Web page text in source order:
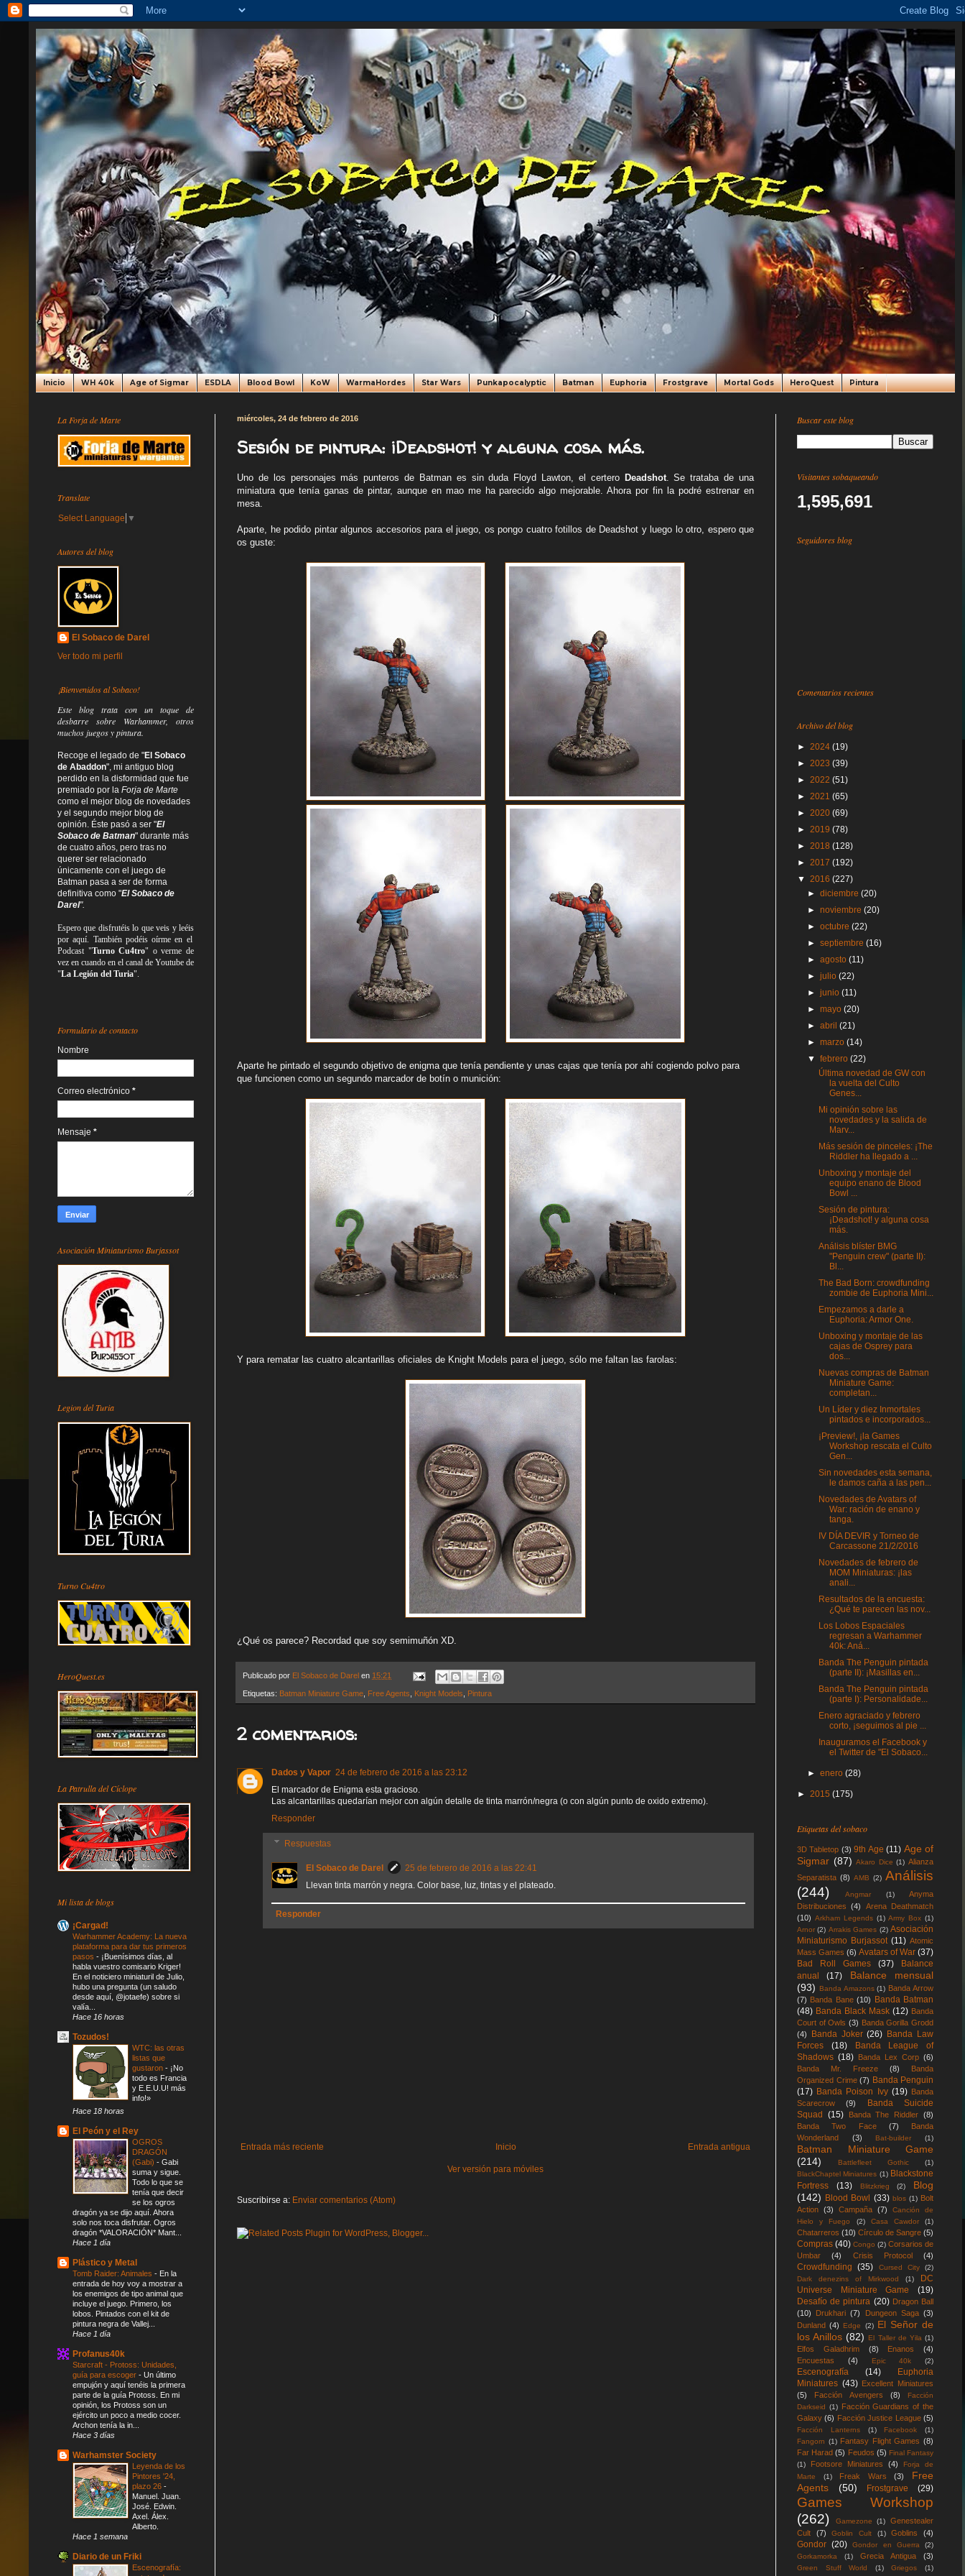
Inicio WH 40k Age of Sigmar ESDLA Blood Bowl KoW WarmaHordes Star Wars Punkapocalyptic Batman Euphoria Frostgrave Mortal Gods HeroQuest Pintura
miércoles, 24 de febrero de 2016
Sesión de pintura: ¡Deadshot! y alguna cosa más.
Uno de los personajes más punteros de Batman es sin duda Floyd Lawton, el certero Deadshot. Se trataba de una
miniatura que tenía ganas de pintar, aunque en mao me ha parecido algo mejorable. Ahora por fin la podré estrenar en
mesa.
Aparte, he podido pintar algunos accesorios para el juego, os pongo cuatro fotillos de Deadshot y luego lo otro, espero que
os guste:
Aparte he pintado el segundo objetivo de enigma que tenía pendiente y unas cajas que tenía por ahí cogiendo polvo para
que funcionen como un segundo marcador de botín o munición:
Y para rematar las cuatro alcantarillas oficiales de Knight Models para el juego, sólo me faltan las farolas:
¿Qué os parece? Recordad que soy semimuñón XD.
Publicado por El Sobaco de Darel en 15:21
Etiquetas: Batman Miniature Game Free Agents Knight Models Pintura
2 comentarios:
Dados y Vapor 24 de febrero de 2016 a las 23:12
El marcador de Enigma esta gracioso.
Las alcantarillas quedarían mejor con algún detalle de tinta marrón/negra (o con algún punto de oxido extremo).
Responder
Respuestas
El Sobaco de Darel
25 de febrero de 2016 a las 22:41
Llevan tinta marrón y negra. Color base, luz, tintas y el plateado.
Responder
Entrada más reciente Entrada antigua
Inicio
Ver versión para móviles
Suscribirse a: Enviar comentarios (Atom)
La Forja de Marte
Translate
Select Language ▼
Autores del blog
El Sobaco de Darel
Ver todo mi perfil
¡Bienvenidos al Sobaco!
Este blog trata con un toque de
desbarre sobre Warhammer, otros
muchos juegos y pintura.
Recoge el legado de "El Sobaco
de Abaddon", mi antiguo blog
perdido en la disformidad que fue
premiado por la Forja de Marte
como el mejor blog de novedades
y el segundo mejor blog de
opinión. Éste pasó a ser "El
Sobaco de Batman" durante más
de cuatro años, pero tras no
querer ser relacionado
únicamente con el juego de
Batman pasa a ser de forma
definitiva como "El Sobaco de
Darel".
Espero que disfrutéis lo queveis yleéis
por aquí. También podéis oírme en el
Podcast "Turno Cu4tro" o verme de
vez en cuando en el canal de Youtube de
"La Legión del Turia".
Formulario de contacto
Nombre
Correo electrónico *
Mensaje *
Asociación Miniaturismo Burjassot
Legion del Turia
Turno Cu4tro
HeroQuest.es
La Patrulla del Cíclope
Mi lista de blogs
¡Cargad!
Warhammer Academy: La nueva
plataforma para dar tus primeros
pasos - ¡Buenísimos días, al
habla vuestro comisario Kriger!
En el noticiero miniaturil de Julio,
hubo una pregunta (un saludo
desde aquí, @jotaefe) sobre si
valía...
Hace 16 horas
Tozudos!
WTC: las otras
listas que
gustaron - ¡No
todo es Francia
y E.E.U.U! más
info!»
Hace 18 horas
El Peón y el Rey
OGROS
DRAGÓN
(Gabi) - Gabi
suma y sigue.
Todo lo que se
tenía que decir
se los ogros
dragón ya se dijo aquí. Ahora
solo nos toca disfrutar. Ogros
dragón *VALORACIÓN* Mant...
Hace 1 día
Plástico y Metal
Tomb Raider: Animales - En la
entrada de hoy voy a mostrar a
los enemigos de tipo animal que
incluye el juego. Primero, los
lobos. Pintados con el kit de
pintura negra de Vallej...
Hace 1 día
Profanus40k
Starcraft - Protoss: Unidades,
guía para escoger - Un último
empujón y aquí tenéis la primera
parte de la guía Protoss. En mi
opinión, los Protoss son un
ejército un poco a medio cocer.
Archon tenía la in...
Hace 3 días
Warhamster Society
Leyenda de los
Pintores '24,
plazo 26 -
Manuel. Juan.
José. Edwin.
Axel. Álex.
Alberto.
Hace 1 semana
Diario de un Friki
Escenografía:
Buscar este blog
Visitantes sobaqueando
1,595,691
Seguidores blog
Comentarios recientes
Archivo del blog
► 2024 (19)
► 2023 (39)
► 2022 (51)
► 2021 (65)
► 2020 (69)
► 2019 (78)
► 2018 (128)
► 2017 (192)
▼ 2016 (227)
►diciembre(20)
►noviembre(20)
►octubre(22)
►septiembre(16)
►agosto(11)
►julio(22)
►junio(11)
►mayo(20)
►abril(21)
►marzo(14)
▼febrero(22)
Última novedad de GW con
la vuelta del Culto
Genes...
Mi opinión sobre las
novedades y la salida de
Marv...
Más sesión de pinceles: ¡The
Riddler ha llegado a ...
Unboxing y montaje del
equipo enano de Blood
Bowl ...
Sesión de pintura:
¡Deadshot! y alguna cosa
más.
Análisis blíster BMG
"Penguin crew" (parte II):
Bl...
The Bad Born: crowdfunding
zombie de Euphoria Mini...
Empezamos a darle a
Euphoria: Armor One.
Unboxing y montaje de las
cajas de Osprey para
dos...
Nuevas compras de Batman
Miniature Game:
completan...
Un Líder y diez Inmortales
pintados e incorporados...
¡Preview!, ¡la Games
Workshop rescata el Culto
Gen...
Sin novedades esta semana,
le damos caña a las pen...
Novedades de Avatars of
War: ración de enano y
tanga.
IV DÍA DEVIR y Torneo de
Carcassone 21/2/2016
Novedades de febrero de
MOM Miniaturas: ¡las
anali...
Resultados de la encuesta:
¿Qué te parecen las nov...
Los Lobos Espaciales
regresan a Warhammer
40k: Aná...
Banda The Penguin pintada
(parte II): ¡Masillas en...
Banda The Penguin pintada
(parte I): Personalidade...
Enero agraciado y febrero
corto, ¡seguimos al pie ...
Inauguramos el Facebook y
el Twitter de "El Sobaco...
►enero(28)
► 2015 (175)
Etiquetas del sobaco
3D Tabletop (3) 9th Age (11) Age of
Sigmar (87) Akaro Dice (1) Alianza
Separatista (8) AMB (2) Análisis
(244)
Angmar (1)
Anyma
Distribuciones
(4)
Arena Deathmatch
(10) Arkham Legends (1) Army Box (1)
Arnor (2) Arrakis Games (2) Asociación
Miniaturismo Burjassot (11) Atomic
Mass Games (6) Avatars of War (37)
Bad Roll Games
(37)
Balance
anual
(17)
Balance mensual
(93)
Banda Amazons (1) Banda Arrow
(7) Banda Bane (10)
Banda Batman
(48) Banda Black Mask (12) Banda
Court of Owls (3) Banda Gorilla Grodd
(4)
Banda Joker (26) Banda Law
Forces
(18)
Banda League of
Shadows (18) Banda Lex Corp (6)
Banda Mr. Freeze
(8)
Banda
Organized Crime (7) Banda Penguin
(17) Banda Poison Ivy (19) Banda
Scarecrow
(9)
Banda Suicide
Squad
(15) Banda The Riddler (8)
Banda Two Face
(7)
Banda
Wonderland
(3) Bat-builder (1)
Batman Miniature Game
(214)
Battlefleet Gothic
(1)
BlackChaptel Miniatures (1) Blackstone
Fortress
(13) Blitzkrieg (2)
Blog
(142) Blood Bowl (33) blos (1) Bolt
Action (3) Campaña (7)
Canción de
Hielo y Fuego
(2) Casa Cawdor (1)
Chatarreros (10) Círculo de Sangre (5)
Compras (40) Congo (2) Corsarios de
Umbar
(4) Crisis Protocol (4)
Crowdfunding (35) Cursed City
(2)
Dark denezins of Mirkwood
(1)
DC
Universe Miniature Game
(19)
Desafío de pintura (20) Dragon Ball
(10)
Drukhari (7) Dungeon Saga (3)
Dunland (4) Edge (2) El Señor de
los Anillos (82) El Taller de Yila (1)
Elfos Galadhrim (8) Enanos
(4)
Encuestas
(4) Epic 40k (2)
Escenografía (14)
Euphoria
Miniatures (43) Excellent Miniatures
(5)
Facción Avengers (8)
Facción
Darkseid (1) Facción Guardians of the
Galaxy (6) Facción Justice League (5)
Facción Lanterns (1) Facebook
(1)
Fangorn (1) Fantasy Flight Games (8)
Far Harad (5) Feudos (5) Final Fantasy
(1)
Footsore Miniatures (4)
Forja de
Marte
(1) Freak Wars (3)
Free
Agents
(50) Frostgrave (29)
Games Workshop
(262)
Gamezone (1)
Genestealer
Cult
(7) Goblin Cult (1) Goblins (4)
Gondor (20) Gondor en Guerra
(2)
Gorkamorka
(1) Grecia Antigua (3)
Green Stuff World (1) Griegos
(1)